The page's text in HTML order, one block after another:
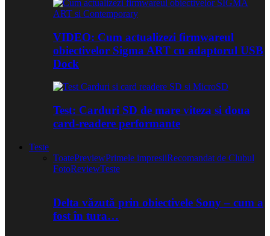
VIDEO: Cum actualizezi firmwareul
obiectivelor Sigma ART cu adaptorul USB
Dock
Test: Carduri SD de mare viteza si doua
card-readere performante
Teste
ToatePreviewPrimele impresiiRecomandat de Clubul
FotoReviewTeste
Delta văzută prin obiectivele Sony – cum a
fost în tura…